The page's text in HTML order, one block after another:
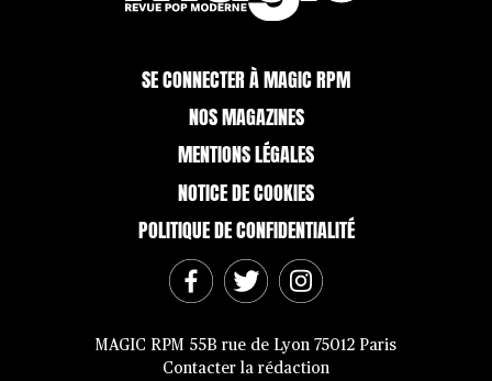
SE CONNECTER À MAGIC RPM
NOS MAGAZINES
MENTIONS LÉGALES
NOTICE DE COOKIES
POLITIQUE DE CONFIDENTIALITÉ
MAGIC RPM 55B rue de Lyon 75012 Paris
Contacter la rédaction